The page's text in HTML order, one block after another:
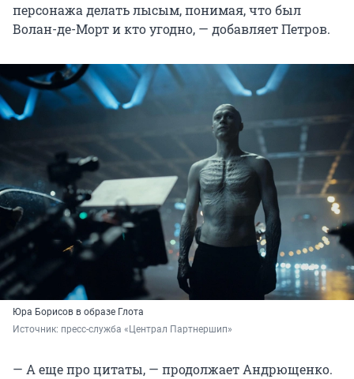
персонажа делать лысым, понимая, что был
Волан-де-Морт и кто угодно, — добавляет Петров.
Юра Борисов в образе Глота
Источник: пресс-служба «Централ Партнершип»
— А еще про цитаты, — продолжает Андрющенко.